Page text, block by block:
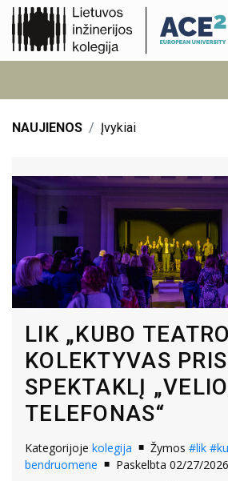
NAUJIENOS Įvykiai
LIK „KUBO
KOLEKTYVAS
SPEKTAKLĮ
TELEFONAS“
Kategorijoje kolegija Žymos #lik
bendruomene
Paskelbta 02/27/2026